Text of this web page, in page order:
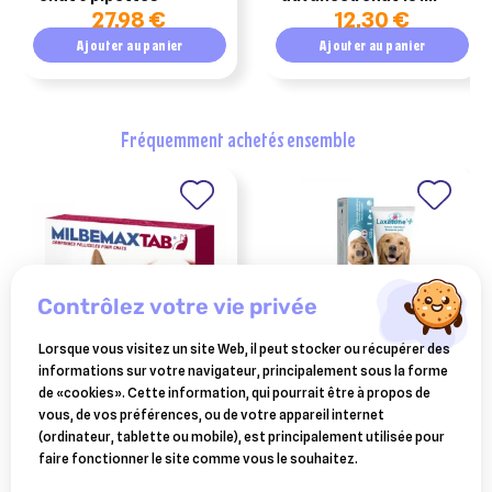
27,98 €
Ajouter au panier
12,30 €
Ajouter au panier
fréquemment achetés ensemble
ELANCO ANIMAL
milbemax tab chats 2 kg et
plus 2 comprimés
15,20 €
CEVA SANTE ANIMALE
laxatone plus 100 gr
18,68 €
contrôlez votre vie privée
Lorsque vous visitez un site Web, il peut stocker ou récupérer des
informations sur votre navigateur, principalement sous la forme
de «cookies». Cette information, qui pourrait être à propos de
vous, de vos préférences, ou de votre appareil internet
(ordinateur, tablette ou mobile), est principalement utilisée pour
faire fonctionner le site comme vous le souhaitez.